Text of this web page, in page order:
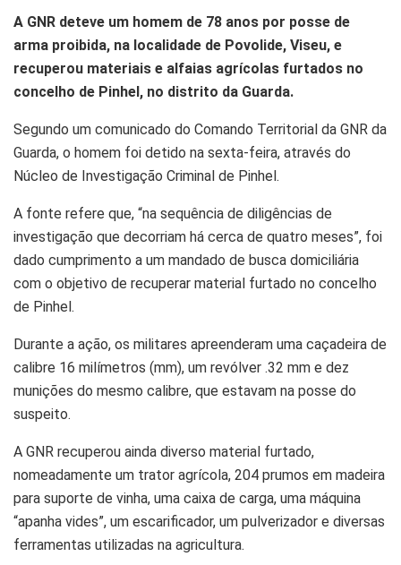
A GNR deteve um homem de 78 anos por posse de
arma proibida, na localidade de Povolide, Viseu, e
recuperou materiais e alfaias agrícolas furtados no
concelho de Pinhel, no distrito da Guarda.
Segundo um comunicado do Comando Territorial da GNR da
Guarda, o homem foi detido na sexta-feira, através do
Núcleo de Investigação Criminal de Pinhel.
A fonte refere que, “na sequência de diligências de
investigação que decorriam há cerca de quatro meses”, foi
dado cumprimento a um mandado de busca domiciliária
com o objetivo de recuperar material furtado no concelho
de Pinhel.
Durante a ação, os militares apreenderam uma caçadeira de
calibre 16 milímetros (mm), um revólver .32 mm e dez
munições do mesmo calibre, que estavam na posse do
suspeito.
A GNR recuperou ainda diverso material furtado,
nomeadamente um trator agrícola, 204 prumos em madeira
para suporte de vinha, uma caixa de carga, uma máquina
“apanha vides”, um escarificador, um pulverizador e diversas
ferramentas utilizadas na agricultura.